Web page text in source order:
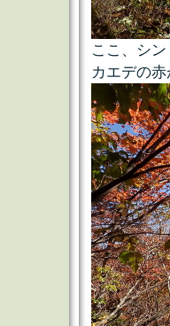
ここ、シ
カエデの